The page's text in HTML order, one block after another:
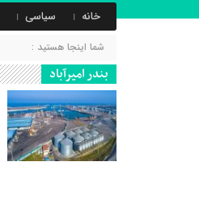
خانه سیاسی
شما اینجا هستید :
بندر امیرآباد
15 خرداد 1403